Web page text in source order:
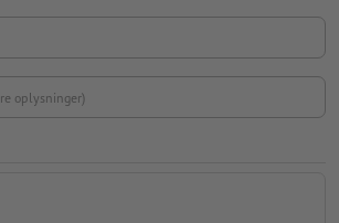
oplysninger)